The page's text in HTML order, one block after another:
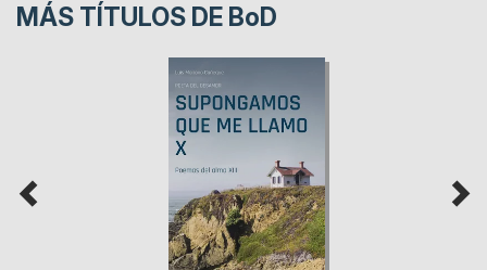
MÁS TÍTULOS DE BoD